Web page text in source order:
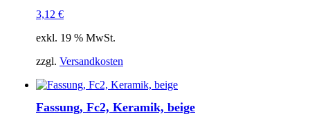
3,12 €
exkl. 19 % MwSt.
zzgl. Versandkosten
Fassung, Fc2, Keramik, beige